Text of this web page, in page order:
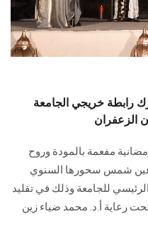
الدراسات العليا
الخريجين
رابطة خريجي الجامعة
مفعمة بالمودة وروح
عين شمس سحورها السنوي
للجامعة وذلك في تقليد
رعاية أ.د. محمد ضياء زين